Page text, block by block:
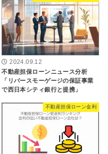
2024.09.12
不動産担保ローンニュース分析
「リバースモーゲージの保証事業
で西日本シティ銀行と提携」
不動産担保ローン金利